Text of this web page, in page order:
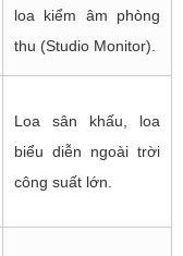
loa kiểm âm phòng
thu (Studio Monitor).
Loa sân khấu, loa
biểu diễn ngoài trời
công suất lớn.